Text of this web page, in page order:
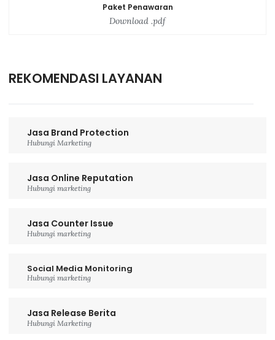
Paket Penawaran
Download .pdf
REKOMENDASI LAYANAN
Jasa Brand Protection
Hubungi Marketing
Jasa Online Reputation
Hubungi marketing
Jasa Counter Issue
Hubungi marketing
Social Media Monitoring
Hubungi marketing
Jasa Release Berita
Hubungi Marketing